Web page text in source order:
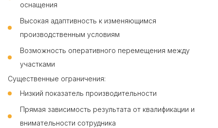
оснащения
Высокая адаптивность к изменяющимся
производственным условиям
Возможность оперативного перемещения между
участками
Существенные ограничения:
Низкий показатель производительности
Прямая зависимость результата от квалификации и
внимательности сотрудника